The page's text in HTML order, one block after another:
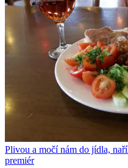
Plivou a močí nám do jídla,
premiér